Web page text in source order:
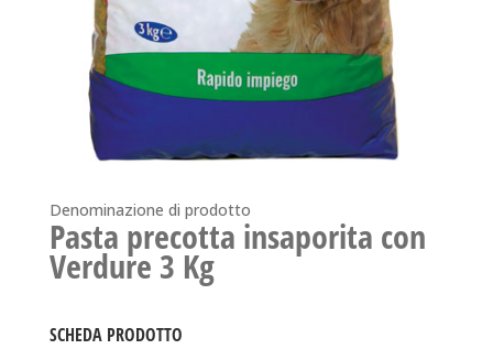
Denominazione di prodotto
Pasta precotta insaporita con
Verdure 3 Kg
SCHEDA PRODOTTO